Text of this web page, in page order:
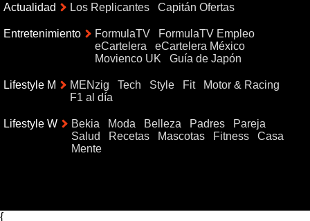
Actualidad Los Replicantes Capitán Ofertas
Entretenimiento FormulaTV
FormulaTV Empleo
eCartelera
eCartelera México
Movienco UK
Guía de Japón
Lifestyle M MENzig Tech Style Fit
Motor & Racing
F1 al día
Lifestyle W Bekia Moda Belleza Padres
Pareja
Salud
Recetas Mascotas Fitness
Casa
Mente
{